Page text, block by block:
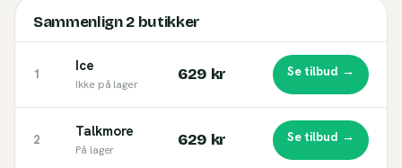
Sammenlign2butikker
1 Ice
Ikke på lager
629 kr Se tilbud →
2 Talkmore
På lager
629 kr Se tilbud →